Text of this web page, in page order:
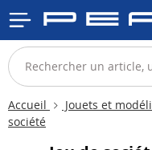
Accueil Jouets et
société